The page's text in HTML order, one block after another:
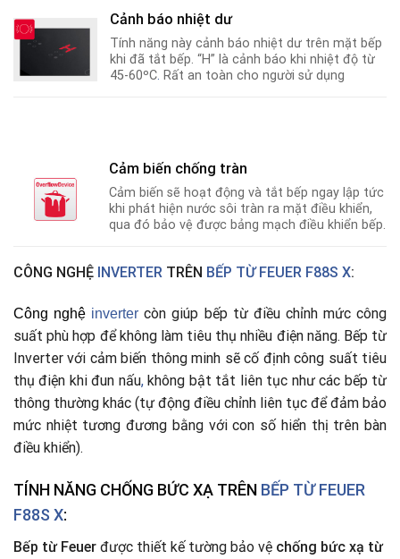
Cảnh báo nhiệt dư
Tính năng này cảnh báo nhiệt dư trên mặt bếp
khi đã tắt bếp. “H” là cảnh báo khi nhiệt độ từ
45-60ºC. Rất an toàn cho người sử dụng
Cảm biến chống tràn
Cảm biến sẽ hoạt động và tắt bếp ngay lập tức
khi phát hiện nước sôi tràn ra mặt điều khiển,
qua đó bảo vệ được bảng mạch điều khiển bếp.
CÔNG NGHỆ INVERTER TRÊN BẾP TỪ FEUER F88S X:
Công nghệ inverter còn giúp bếp từ điều chỉnh mức công
suất phù hợp để không làm tiêu thụ nhiều điện năng. Bếp từ
Inverter với cảm biến thông minh sẽ cố định công suất tiêu
thụ điện khi đun nấu,không bật tắt liên tục như các bếp từ
thông thường khác (tự động điều chỉnh liên tục để đảm bảo
mức nhiệt tương đương bằng với con số hiển thị trên bàn
điều khiển).
TÍNH NĂNG CHỐNG BỨC XẠ TRÊN BẾP TỪ FEUER
F88S X:
Bếp từ Feuer được thiết kế tường bảo vệ chống bức xạ từ